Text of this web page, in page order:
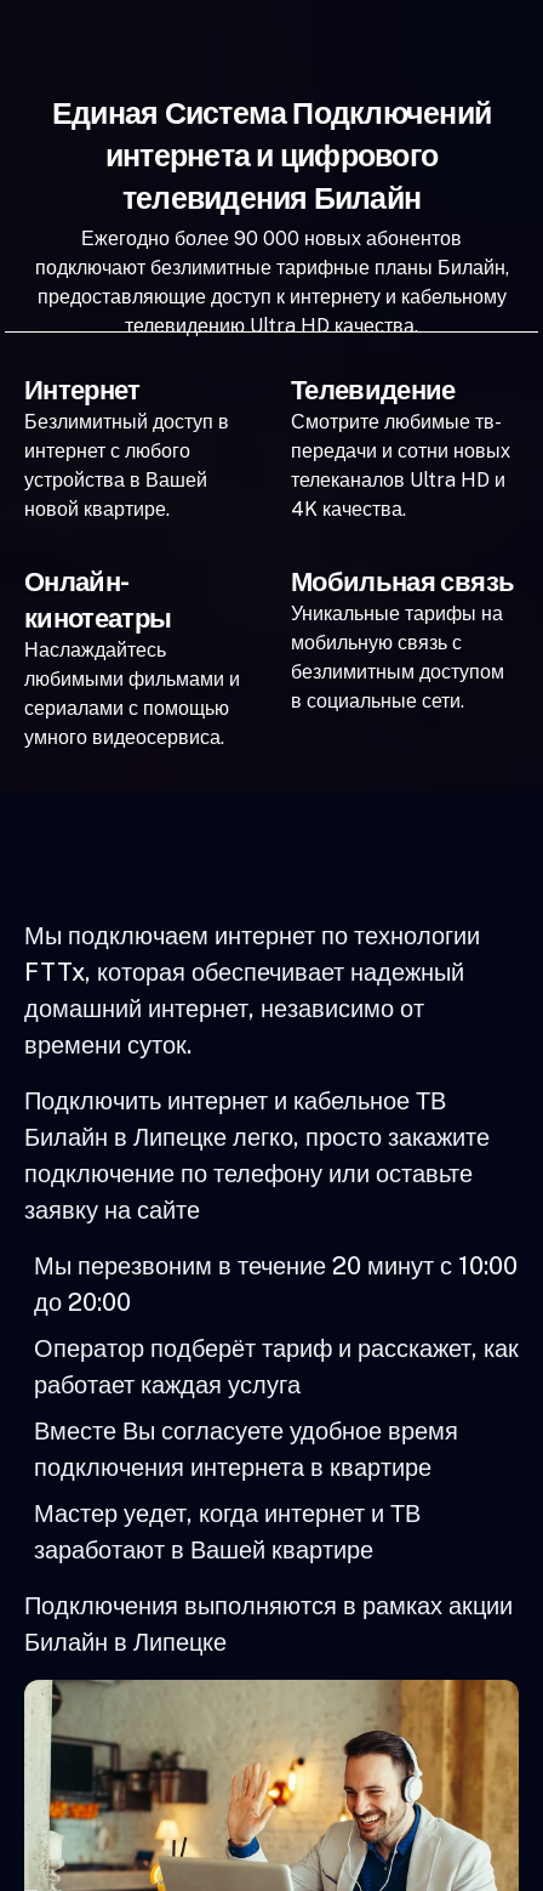
Единая Система Подключений
интернета и цифрового
телевидения Билайн
Ежегодно более 90 000 новых абонентов
подключают безлимитные тарифные планы Билайн,
предоставляющие доступ к интернету и кабельному
телевидению Ultra HD качества.
Интернет
Безлимитный доступ в
интернет с любого
устройства в Вашей
новой квартире.
Телевидение
Смотрите любимые тв-
передачи и сотни новых
телеканалов Ultra HD и
4K качества.
Онлайн-
кинотеатры
Наслаждайтесь
любимыми фильмами и
сериалами с помощью
умного видеосервиса.
Мобильная связь
Уникальные тарифы на
мобильную связь с
безлимитным доступом
в социальные сети.
Мы подключаем интернет по технологии
FTTx, которая обеспечивает надежный
домашний интернет, независимо от
времени суток.
Подключить интернет и кабельное ТВ
Билайн в Липецке легко, просто закажите
подключение по телефону или оставьте
заявку на сайте
Мы перезвоним в течение 20 минут с 10:00
до 20:00
Оператор подберёт тариф и расскажет, как
работает каждая услуга
Вместе Вы согласуете удобное время
подключения интернета в квартире
Мастер уедет, когда интернет и ТВ
заработают в Вашей квартире
Подключения выполняются в рамках акции
Билайн в Липецке